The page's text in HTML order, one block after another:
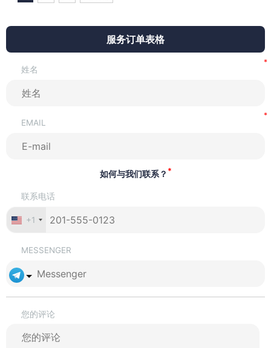
服务订单表格
姓名
EMAIL
如何与我们联系？ *
联系电话
+1
MESSENGER
您的评论